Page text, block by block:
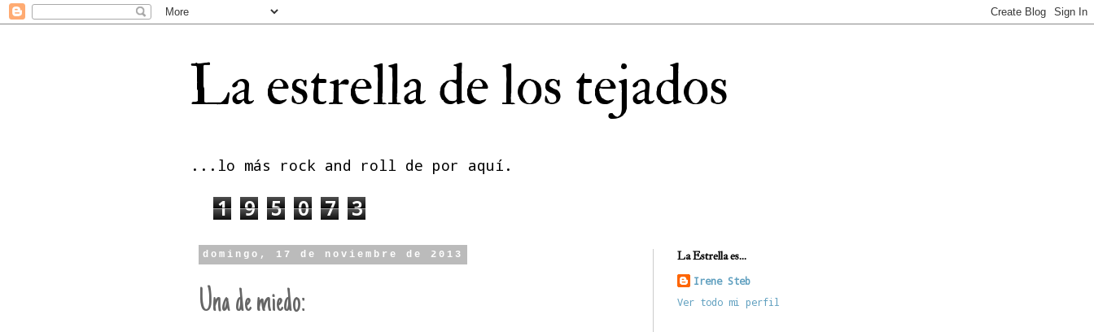
La estrella de los tejados
...lo más rock and roll de por aquí.
1 9 5 0 7 3
domingo, 17 de noviembre de 2013
Una de miedo:
La Estrella es...
Irene Steb
Ver todo mi perfil